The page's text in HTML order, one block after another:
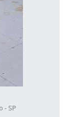
- SP